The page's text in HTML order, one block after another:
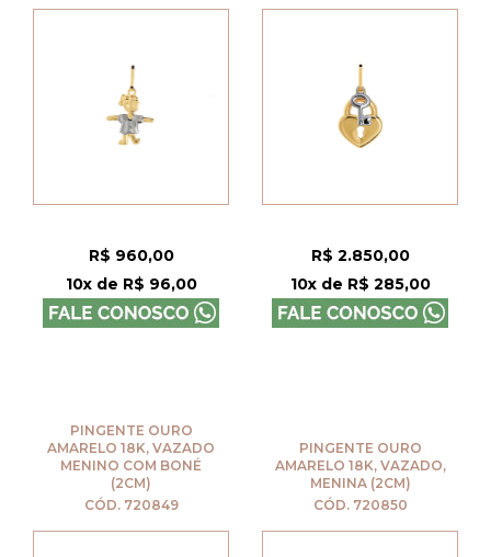
R$ 960,00
10x de R$ 96,00
R$ 2.850,00
10x de R$ 285,00
PINGENTE OURO
AMARELO 18K, VAZADO
MENINO COM BONÉ
(2CM)
CÓD. 720849
PINGENTE OURO
AMARELO 18K, VAZADO,
MENINA (2CM)
CÓD. 720850